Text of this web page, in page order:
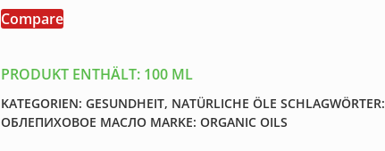
100
Menge
Compare
PRODUKT ENTHÄLT: 100 ML
KATEGORIEN: GESUNDHEIT, NATÜRLICHE ÖLE SCHLAGWÖRTER:
ОБЛЕПИХОВОЕ МАСЛО MARKE: ORGANIC OILS